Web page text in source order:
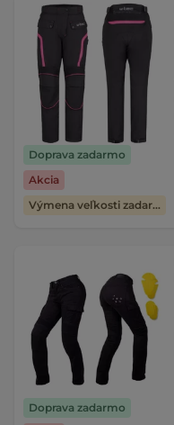
Doprava zadarmo
Akcia
Výmena veľkosti zadarmo
Doprava zadarmo